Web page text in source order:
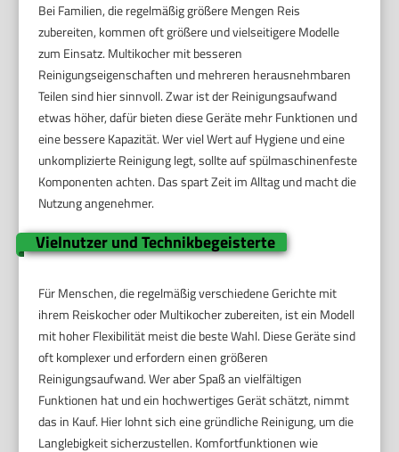
Bei Familien, die regelmäßig größere Mengen Reis
zubereiten, kommen oft größere und vielseitigere Modelle
zum Einsatz. Multikocher mit besseren
Reinigungseigenschaften und mehreren herausnehmbaren
Teilen sind hier sinnvoll. Zwar ist der Reinigungsaufwand
etwas höher, dafür bieten diese Geräte mehr Funktionen und
eine bessere Kapazität. Wer viel Wert auf Hygiene und eine
unkomplizierte Reinigung legt, sollte auf spülmaschinenfeste
Komponenten achten. Das spart Zeit im Alltag und macht die
Nutzung angenehmer.
Vielnutzer und Technikbegeisterte
Für Menschen, die regelmäßig verschiedene Gerichte mit
ihrem Reiskocher oder Multikocher zubereiten, ist ein Modell
mit hoher Flexibilität meist die beste Wahl. Diese Geräte sind
oft komplexer und erfordern einen größeren
Reinigungsaufwand. Wer aber Spaß an vielfältigen
Funktionen hat und ein hochwertiges Gerät schätzt, nimmt
das in Kauf. Hier lohnt sich eine gründliche Reinigung, um die
Langlebigkeit sicherzustellen. Komfortfunktionen wie